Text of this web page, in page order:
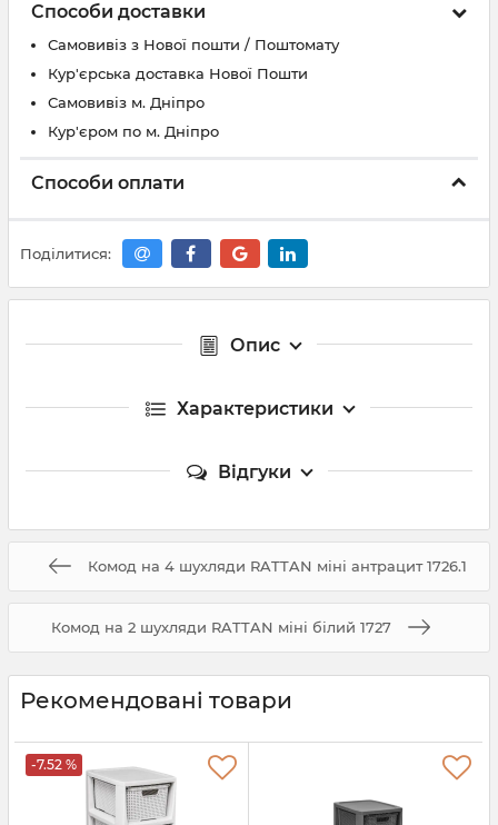
Способи доставки
Самовивіз з Нової пошти / Поштомату
Кур'єрська доставка Нової Пошти
Самовивіз м. Дніпро
Кур'єром по м. Дніпро
Способи оплати
Поділитися:
Опис
Характеристики
Відгуки
Комод на 4 шухляди RATTAN міні антрацит 1726.1
Комод на 2 шухляди RATTAN міні білий 1727
Рекомендовані товари
-7.52 %